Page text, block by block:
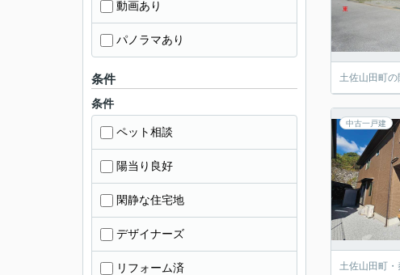
土佐山田町
中古一戸建
土佐山田町
動画あり
パノラマあり
条件
条件
ペット相談
陽当り良好
閑静な住宅地
デザイナーズ
リフォーム済